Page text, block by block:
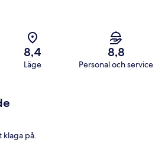
8,4
Läge
8,8
Personal och service
på.